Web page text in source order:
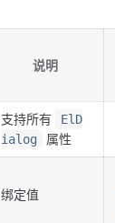
说明
支持所有
ElD
ialog
属性
绑定值